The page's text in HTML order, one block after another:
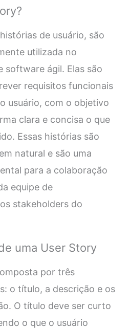
de usuário, são
utilizada no
software ágil. Elas são
requisitos funcionais
usuário, com o objetivo
clara e concisa o que
Essas histórias são
natural e são uma
para a colaboração
equipe de
stakeholders do
uma User Story
por três
o título, a descrição e os
O título deve ser curto
o que o usuário